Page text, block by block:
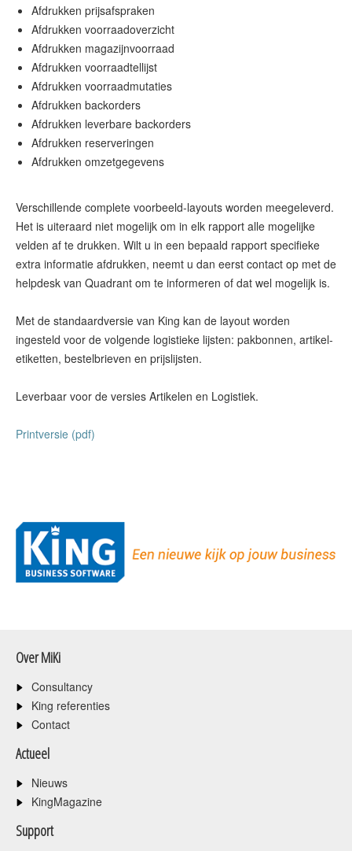
Afdrukken prijsafspraken
Afdrukken voorraadoverzicht
Afdrukken magazijnvoorraad
Afdrukken voorraadtellijst
Afdrukken voorraadmutaties
Afdrukken backorders
Afdrukken leverbare backorders
Afdrukken reserveringen
Afdrukken omzetgegevens
Verschillende complete voorbeeld-layouts worden meegeleverd.
Het is uiteraard niet mogelijk om in elk rapport alle mogelijke
velden af te drukken. Wilt u in een bepaald rapport specifieke
extra informatie afdrukken, neemt u dan eerst contact op met de
helpdesk van Quadrant om te informeren of dat wel mogelijk is.
Met de standaardversie van King kan de layout worden
ingesteld voor de volgende logistieke lijsten: pakbonnen, artikel-
etiketten, bestelbrieven en prijslijsten.
Leverbaar voor de versies Artikelen en Logistiek.
Printversie (pdf)
Over MiKi
Consultancy
King referenties
Contact
Actueel
Nieuws
KingMagazine
Support